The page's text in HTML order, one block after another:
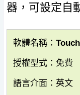
器，可設定自
軟體名稱：
授權型式：免費
語言介面：英文